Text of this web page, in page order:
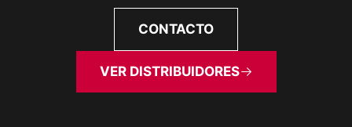
CONTACTO
VER DISTRIBUIDORES